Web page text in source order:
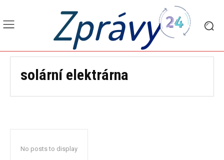
Zprávy
solární elektrárna
No posts to display